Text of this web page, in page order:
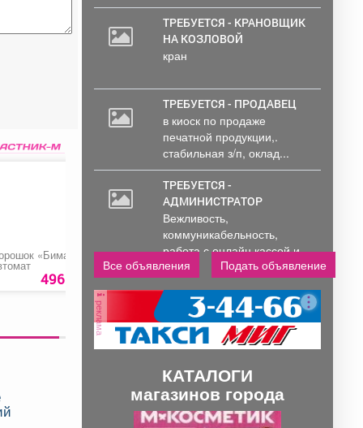
«Бимакс»
496 руб
Баклажаны
99 руб.
Автомобильный
компрессор «Turbo
KA580» 1952
ТРЕБУЕТСЯ - КРАНОВЩИК
НА КОЗЛОВОЙ
кран
ТРЕБУЕТСЯ - ПРОДАВЕЦ
в киоск по продаже
печатной продукции,.
стабильная з/п, оклад...
ТРЕБУЕТСЯ -
АДМИНИСТРАТОР
Вежливость,
коммуникабельность,
работа с онлайн кассой и
ПК (программы...
Все объявления Подать объявление
реклама
КАТАЛОГИ
магазинов города